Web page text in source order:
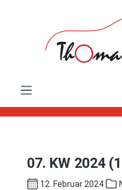
07. KW 2024
12. Februar 2024